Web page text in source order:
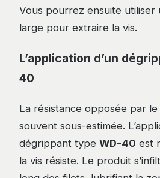
Vous pourrez ensuite utiliser
large pour extraire la vis.
L’application d’un
40
La résistance opposée par
souvent sous-estimée.
dégrippant type WD-40 est
la vis résiste. Le produit